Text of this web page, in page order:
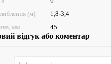
(м)
1,8-3,4
мм
45
відгук або коментар